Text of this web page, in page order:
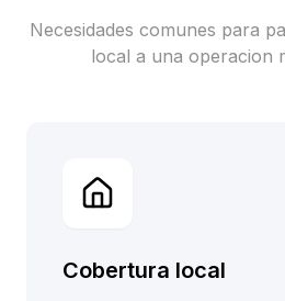
Necesidades comunes para
local a una operacion
Cobertura local